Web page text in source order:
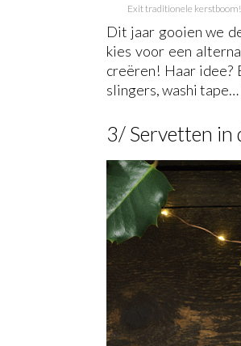
Exit traditionele
Dit jaar gooien we
kies voor een
creëren! Haar idee?
slingers, washi
3/ Servetten in